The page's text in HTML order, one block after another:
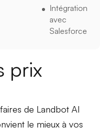
Intégration
avec
Salesforce
prix
de Landbot AI
le mieux à vos